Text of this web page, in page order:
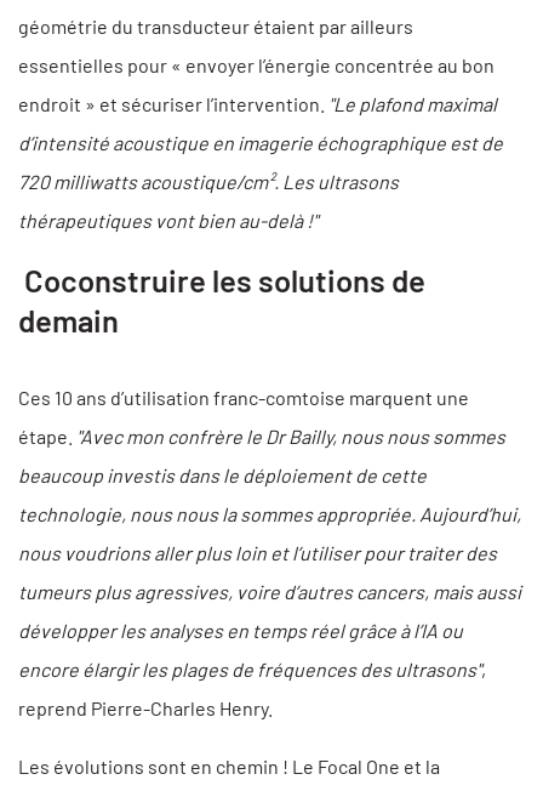
géométrie du transducteur étaient par ailleurs
essentielles pour « envoyer l’énergie concentrée au bon
endroit » et sécuriser l’intervention. "Le plafond maximal
d’intensité acoustique en imagerie échographique est de
720 milliwatts acoustique/cm². Les ultrasons
thérapeutiques vont bien au-delà !"
Coconstruire les solutions de
demain
Ces 10 ans d’utilisation franc-comtoise marquent une
étape. "Avec mon confrère le Dr Bailly, nous nous sommes
beaucoup investis dans le déploiement de cette
technologie, nous nous la sommes appropriée. Aujourd’hui,
nous voudrions aller plus loin et l’utiliser pour traiter des
tumeurs plus agressives, voire d’autres cancers, mais aussi
développer les analyses en temps réel grâce à l’IA ou
encore élargir les plages de fréquences des ultrasons",
reprend Pierre-Charles Henry.
Les évolutions sont en chemin ! Le Focal One et la